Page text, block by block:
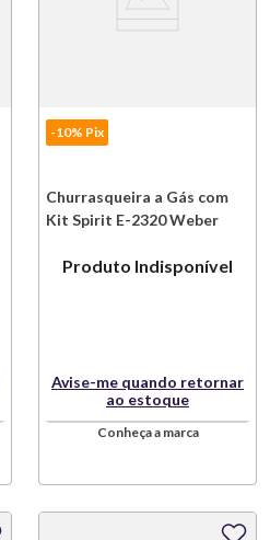
-10% Pix
Churrasqueira a Gás com
Kit Spirit E-2320 Weber
Produto Indisponível
Avise-me quando retornar
ao estoque
Conheça a marca